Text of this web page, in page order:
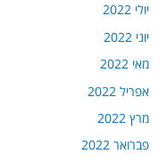
יולי 2022
יוני 2022
מאי 2022
אפריל 2022
מרץ 2022
פברואר 2022